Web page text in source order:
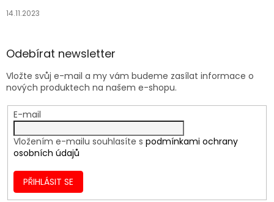
14.11.2023
Odebírat newsletter
Vložte svůj e-mail a my vám budeme zasílat informace o
nových produktech na našem e-shopu.
E-mail
Vložením e-mailu souhlasíte s podmínkami ochrany
osobních údajů
PŘIHLÁSIT SE